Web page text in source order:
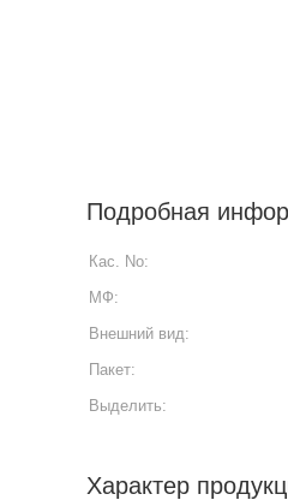
Подробная
Кас. No:
МФ:
Внешний вид:
Пакет:
Выделить:
Характер